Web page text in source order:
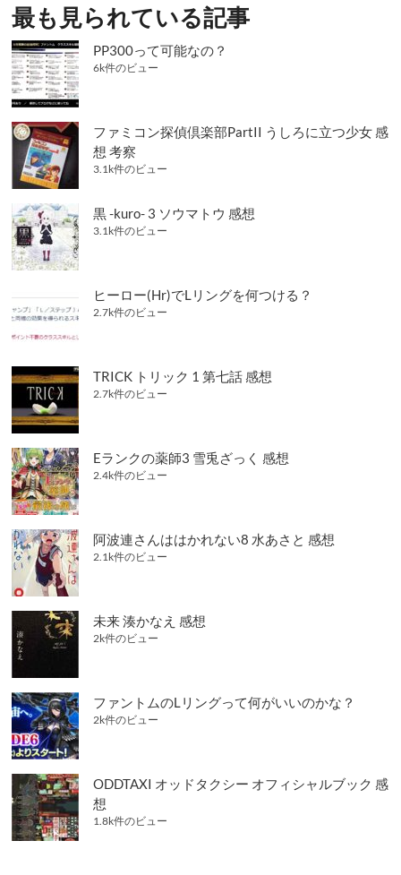
ョ
ン
最も見られている記事
PP300って可能なの？
6k件のビュー
ファミコン探偵倶楽部PartII うしろに立つ少女 感
想 考察
3.1k件のビュー
黒 -kuro- 3 ソウマトウ 感想
3.1k件のビュー
ヒーロー(Hr)でLリングを何つける？
2.7k件のビュー
TRICK トリック 1 第七話 感想
2.7k件のビュー
Eランクの薬師3 雪兎ざっく 感想
2.4k件のビュー
阿波連さんははかれない8 水あさと 感想
2.1k件のビュー
未来 湊かなえ 感想
2k件のビュー
ファントムのLリングって何がいいのかな？
2k件のビュー
ODDTAXI オッドタクシー オフィシャルブック 感
想
1.8k件のビュー